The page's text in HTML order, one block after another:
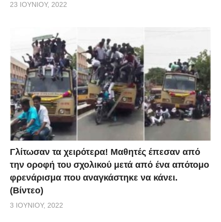
23 ΙΟΥΝΊΟΥ, 2022
Γλίτωσαν τα χειρότερα! Μαθητές έπεσαν από
την οροφή του σχολικού μετά από ένα απότομο
φρενάρισμα που αναγκάστηκε να κάνει.
(Βίντεο)
3 ΙΟΥΝΊΟΥ, 2022